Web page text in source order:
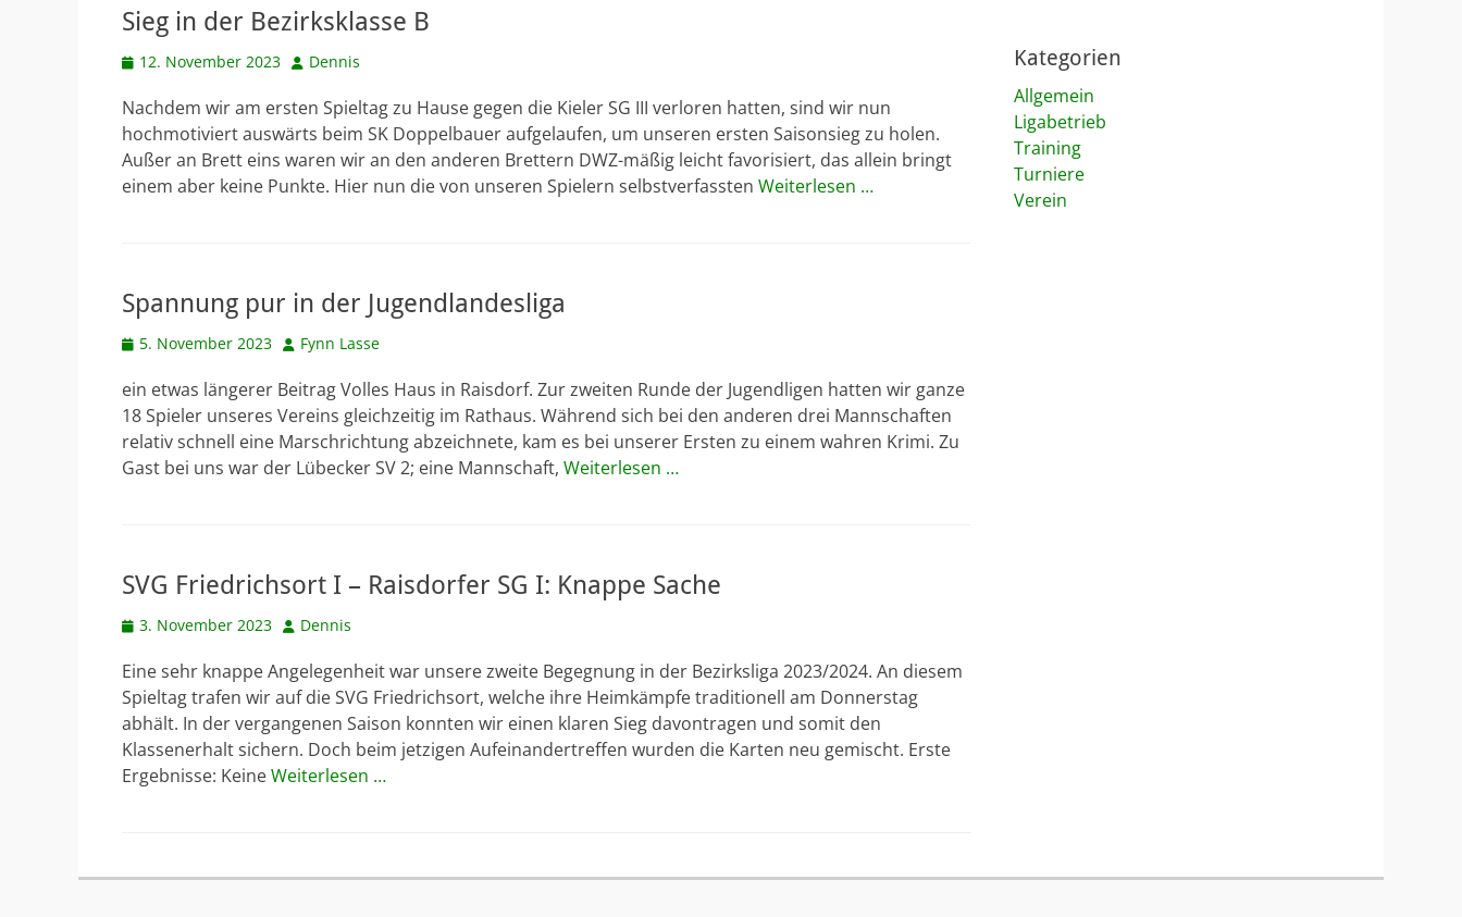
Sieg in der Bezirksklasse B
Veröffentlicht
12. November 2023 AutorDennis
Nachdem wir am ersten Spieltag zu Hause gegen die Kieler SG III verloren hatten, sind wir nun
hochmotiviert auswärts beim SK Doppelbauer aufgelaufen, um unseren ersten Saisonsieg zu holen.
Außer an Brett eins waren wir an den anderen Brettern DWZ-mäßig leicht favorisiert, das allein bringt
einem aber keine Punkte. Hier nun die von unseren Spielern selbstverfassten Weiterlesen …
Spannung pur in der Jugendlandesliga
Veröffentlicht
5. November 2023 AutorFynn Lasse
ein etwas längerer Beitrag Volles Haus in Raisdorf. Zur zweiten Runde der Jugendligen hatten wir ganze
18 Spieler unseres Vereins gleichzeitig im Rathaus. Während sich bei den anderen drei Mannschaften
relativ schnell eine Marschrichtung abzeichnete, kam es bei unserer Ersten zu einem wahren Krimi. Zu
Gast bei uns war der Lübecker SV 2; eine Mannschaft, Weiterlesen …
SVG Friedrichsort I – Raisdorfer SG I: Knappe Sache
Veröffentlicht
3. November 2023 AutorDennis
Eine sehr knappe Angelegenheit war unsere zweite Begegnung in der Bezirksliga 2023/2024. An diesem
Spieltag trafen wir auf die SVG Friedrichsort, welche ihre Heimkämpfe traditionell am Donnerstag
abhält. In der vergangenen Saison konnten wir einen klaren Sieg davontragen und somit den
Klassenerhalt sichern. Doch beim jetzigen Aufeinandertreffen wurden die Karten neu gemischt. Erste
Ergebnisse: KeineWeiterlesen …
Kategorien
Allgemein
Ligabetrieb
Training
Turniere
Verein